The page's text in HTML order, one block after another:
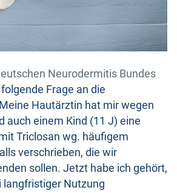
Neurodermitis Bundes
Frage an die
Hautärztin hat mir wegen
auch einem Kind (11 J) eine
Triclosan wg. häufigem
verschrieben, die wir
sollen. Jetzt habe ich gehört,
langfristiger Nutzung